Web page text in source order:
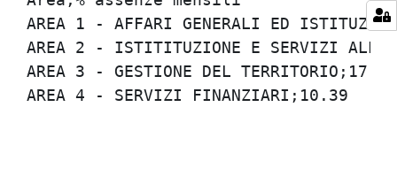
AREA 1 - AFFARI GENERALI ED
AREA 2 - ISTITITUZIONE E SERVIZI ALLA
AREA 3 - GESTIONE DEL TERRITORIO;17.36
AREA 4 - SERVIZI FINANZIARI;10.39